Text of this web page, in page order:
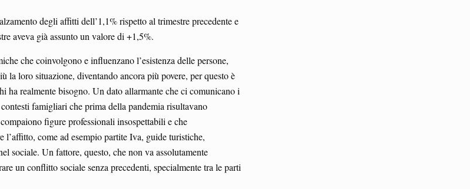
degli affitti dell’1,1% rispetto al trimestre precedente e
aveva già assunto un valore di +1,5%.
che coinvolgono e influenzano l’esistenza delle persone,
la loro situazione, diventando ancora più povere, per questo è
ha realmente bisogno. Un dato allarmante che ci comunicano i
famigliari che prima della pandemia risultavano
figure professionali insospettabili e che
l’affitto, come ad esempio partite Iva, guide turistiche,
sociale. Un fattore, questo, che non va assolutamente
un conflitto sociale senza precedenti, specialmente tra le parti